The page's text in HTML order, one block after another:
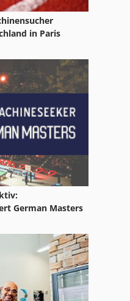
in Paris
German Masters